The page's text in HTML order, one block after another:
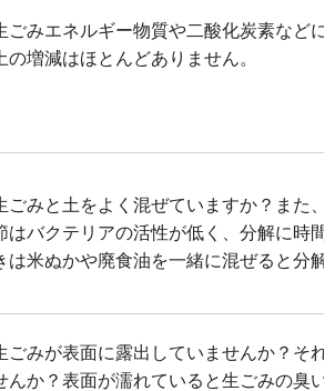
ごみエネルギー物質や二酸化炭素など
の増減はほとんどありません。
ごみと土をよく混ぜていますか？また
はバクテリアの活性が低く、分解に時
は米ぬかや廃食油を一緒に混ぜると分
ごみが表面に露出していませんか？そ
んか？表面が濡れていると生ごみの臭